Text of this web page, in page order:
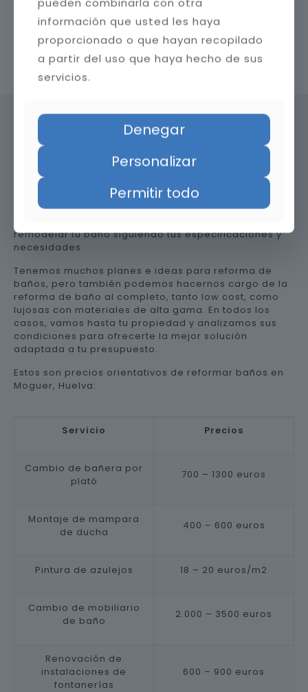
Contacta con nosotros
Precio de reformar el baño en
remodelar tu baño siguiendo tus especificaciones y
necesidades.
Tenemos muchos planes e ideas para reforma de
baños, pero también podemos hacernos cargo de la
reforma de baño al completo, tanto low cost, como
lujosas con materiales de alta gama. En todos los
casos, vamos hasta tu propiedad y analizamos sus
condiciones para ofrecerte la mejor solución
adaptada a tu presupuesto.
Estos son precios orientativos de reformar baños en
Moguer, Huelva:
Servicio Precios
Cambio de bañera por
plató
700 – 1300 euros
Montaje de mampara
de ducha
400 – 600 euros
Pintura de azulejos 18 – 20 euros/m2
Cambio de mobiliario
de baño
2.000 – 3500 euros
Renovación de
instalaciones de
fontanerías
600 – 900 euros
información que usted les haya
proporcionado o que hayan recopilado
a partir del uso que haya hecho de sus
servicios.
Denegar
Personalizar
Permitir todo